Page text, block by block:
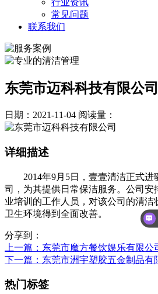
行业资讯
常见问题
联系我们
东莞市迈科科技有限公司
日期：2021-11-04 阅读量：
详细描述
2014年9月5日，壹壹清洁正式进
司，为其提供日常保洁服务。公司安
业培训的工作人员，对该公司的清
卫生环境得到全面改善。
分享到：
上一篇 ：东莞市魔方餐饮娱乐有限公
下一篇 ：东莞市洲宇塑胶五金制品有
热门标签